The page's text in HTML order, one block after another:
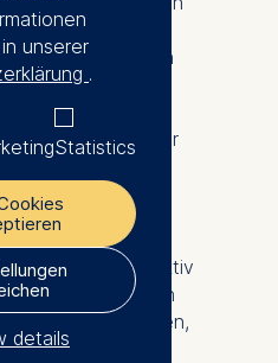
von weiteren
diese kleineren
einige Nutzer
in einem Markt
Aktivitäten oder
einem anderen
wollen
Wettbewerb effektiv
Identifizierung von
kippen werden,
"Die
unserer
.
Statistics
details